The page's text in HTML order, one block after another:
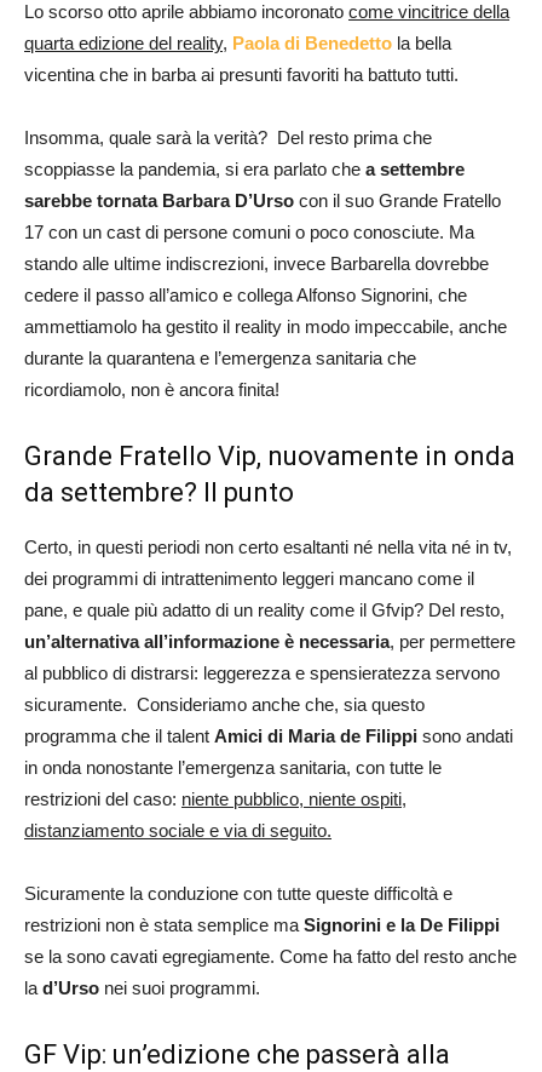
Lo scorso otto aprile abbiamo incoronato come vincitrice della
quarta edizione del reality, Paola di Benedetto la bella
vicentina che in barba ai presunti favoriti ha battuto tutti.
Insomma, quale sarà la verità? Del resto prima che
scoppiasse la pandemia, si era parlato che a settembre
sarebbe tornata Barbara D’Urso con il suo Grande Fratello
17 con un cast di persone comuni o poco conosciute. Ma
stando alle ultime indiscrezioni, invece Barbarella dovrebbe
cedere il passo all’amico e collega Alfonso Signorini, che
ammettiamolo ha gestito il reality in modo impeccabile, anche
durante la quarantena e l’emergenza sanitaria che
ricordiamolo, non è ancora finita!
Grande Fratello Vip, nuovamente in onda
da settembre? Il punto
Certo, in questi periodi non certo esaltanti né nella vita né in tv,
dei programmi di intrattenimento leggeri mancano come il
pane, e quale più adatto di un reality come il Gfvip? Del resto,
un’alternativa all’informazione è necessaria, per permettere
al pubblico di distrarsi: leggerezza e spensieratezza servono
sicuramente. Consideriamo anche che, sia questo
programma che il talent Amici di Maria de Filippi sono andati
in onda nonostante l’emergenza sanitaria, con tutte le
restrizioni del caso: niente pubblico, niente ospiti,
distanziamento sociale e via di seguito.
Sicuramente la conduzione con tutte queste difficoltà e
restrizioni non è stata semplice maSignorini e la De Filippi
se la sono cavati egregiamente. Come ha fatto del resto anche
lad’Urso nei suoi programmi.
GF Vip: un’edizione che passerà alla